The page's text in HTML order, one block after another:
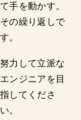
て手を動かす。
その繰り返しで
す。
努力して立派な
エンジニアを目
指してくださ
い。